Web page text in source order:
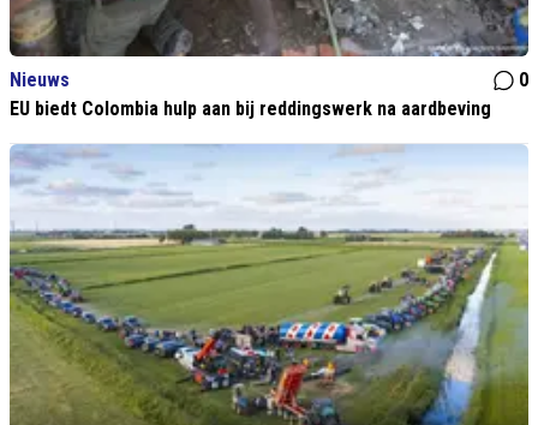
Nieuws
0
EU biedt Colombia hulp aan bij reddingswerk na aardbeving